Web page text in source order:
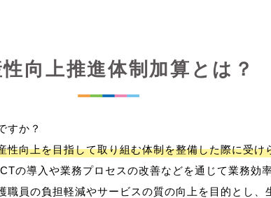
向上推進体制加算とは？
すか？
性向上を目指して取り組む体制を整備した際に受け
の導入や業務プロセスの改善などを通じて業務効
職員の負担軽減やサービスの質の向上を目的とし、